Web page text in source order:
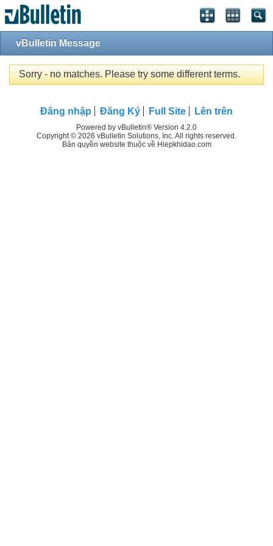
vBulletin Message
Sorry - no matches. Please try some different terms.
Đăng nhập Đăng Ký Full Site Lên trên
Powered by vBulletin® Version 4.2.0
Copyright © 2026 vBulletin Solutions, Inc. All rights reserved.
Bản quyền website thuộc về Hiepkhidao.com